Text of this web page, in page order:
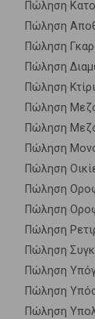
Πώληση
Πώληση
Πώληση
Πώληση
Πώληση
Πώληση
Πώληση
Πώληση
Πώληση
Πώληση
Πώληση
Πώληση
Πώληση
Πώληση
Πώληση
Πώληση